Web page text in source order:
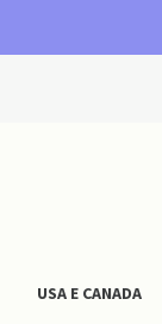
USA E CANADA